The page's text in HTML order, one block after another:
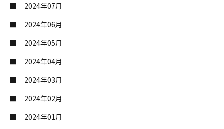
2024年07月
2024年06月
2024年05月
2024年04月
2024年03月
2024年02月
2024年01月